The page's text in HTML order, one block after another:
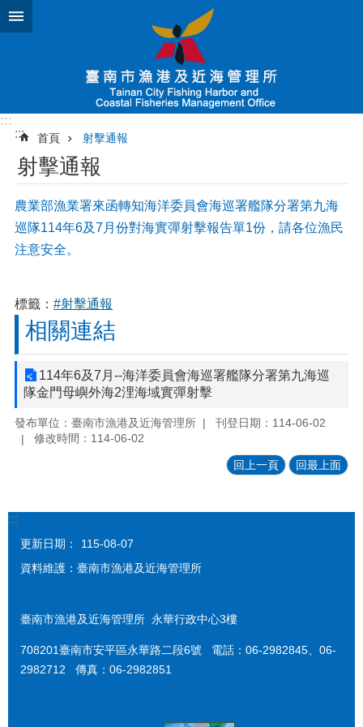
跳到主要內容區塊
:::
:::
首頁 射擊通報
射擊通報
農業部漁業署來函轉知海洋委員會海巡署艦隊分署第九海
巡隊114年6及7月份對海實彈射擊報告單1份，請各位漁民
注意安全。
標籤： #射擊通報
相關連結
114年6及7月--海洋委員會海巡署艦隊分署第九海巡
隊金門母嶼外海2浬海域實彈射擊
發布單位：臺南市漁港及近海管理所
刊登日期：114-06-02
修改時間：114-06-02
回上一頁 回最上面
:::
更新日期：
115-08-07
資料維護：臺南市漁港及近海管理所
臺南市漁港及近海管理所 永華行政中心3樓
708201臺南市安平區永華路二段6號 電話：06-2982845、06-
2982712 傳真：06-2982851